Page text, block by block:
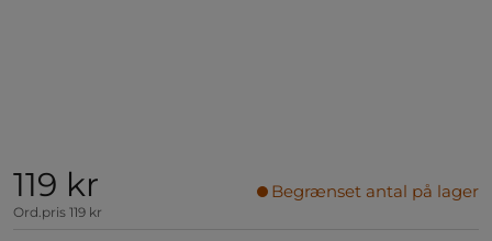
119 kr
Ord.pris 119 kr
Begrænset antal på lager